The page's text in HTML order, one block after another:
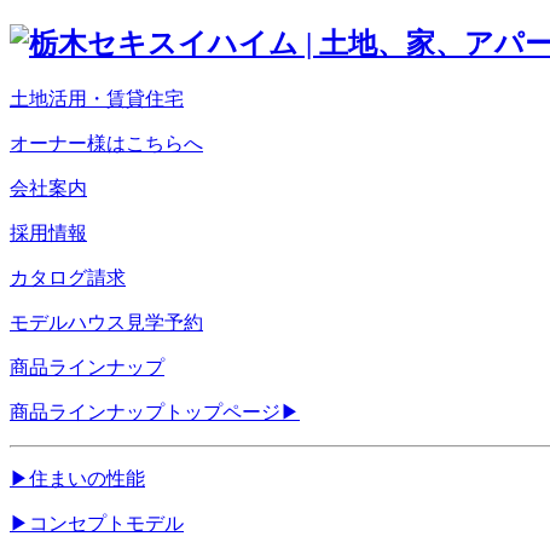
土地活用・賃貸住宅
オーナー様はこちらへ
会社案内
採用情報
カタログ請求
モデルハウス見学予約
商品ラインナップ
商品ラインナップトップページ ▶
▶住まいの性能
▶ コンセプトモデル